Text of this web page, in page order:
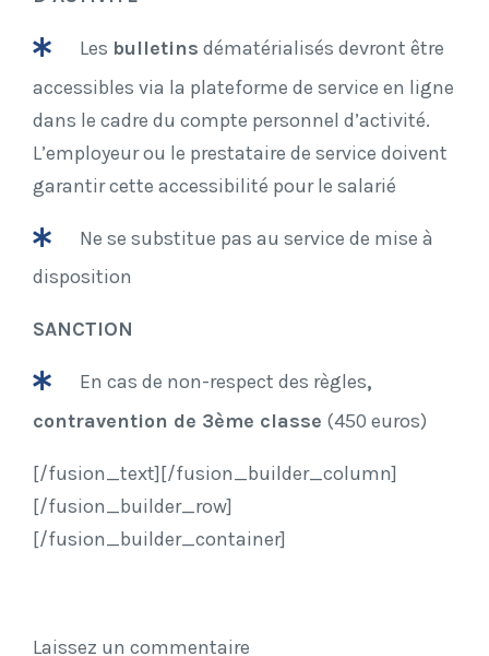
Les bulletins dématérialisés devront être
accessibles via la plateforme de service en ligne
dans le cadre du compte personnel d’activité.
L’employeur ou le prestataire de service doivent
garantir cette accessibilité pour le salarié
Ne se substitue pas au service de mise à
disposition
SANCTION
En cas de non-respect des règles,
contravention de 3ème classe (450 euros)
[/fusion_text][/fusion_builder_column]
[/fusion_builder_row]
[/fusion_builder_container]
Laissez un commentaire